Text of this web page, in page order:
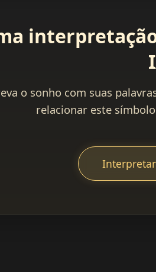
o sonho com suas
relacionar este